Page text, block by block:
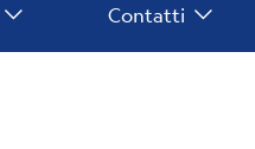
Contatti